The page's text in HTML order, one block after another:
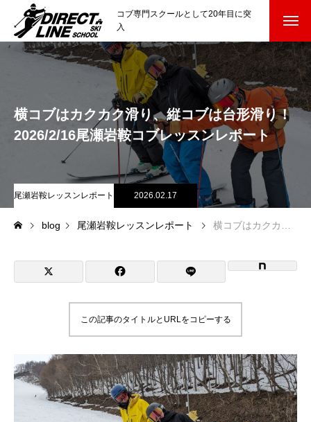
コブ専門スクールとして20年目に突
入
スクールについて知る Directline Ski School
コンセプトと開催スキー場
参加までの流れ
レッスン料金
参加費のお支払い
各会場の集合場所
スキー場から選ぶ Ski Area
鷲ヶ岳＆高鷲スノーパーク
宮城山形
岩手高原
横コブはカクカク滑り、縦コブは台形滑り！
2026/2/16尾瀬岩鞍コブレッスンレポート
尾瀬岩鞍レッスンレポート 2026.02.17
blog 尾瀬岩鞍レッスンレポート 横コブはカクカク滑り、縦コブは台形滑り！2026/2/16尾瀬岩鞍コブレッスンレポート
この記事のタイトルとURLをコピーする